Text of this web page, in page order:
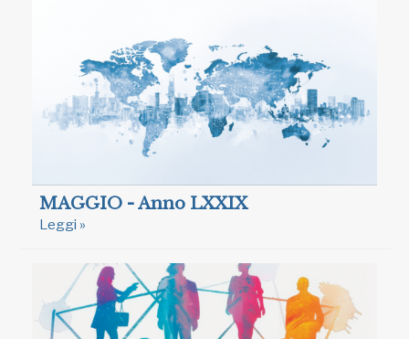
MAGGIO - Anno LXXIX
Leggi »